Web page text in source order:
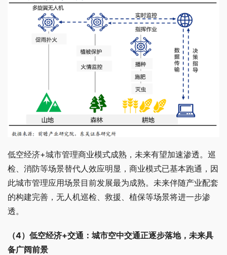
低空经济+城市管理商业模式成熟，未来有望加速渗透。巡
检、消防等场景替代人效应明显，商业模式已基本跑通，因
此城市管理应用场景目前发展最为成熟。未来伴随产业配套
的构建完善，无人机巡检、救援、植保等场景将进一步渗
透。
（4）低空经济+交通：城市空中交通正逐步落地，未来具
备广阔前景